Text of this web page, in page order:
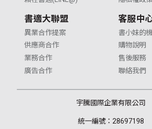
書適大聯盟
異業合作提案
供應商合作
業務合作
廣告合作
客服中
書小妹的
購物說明
售後服務
聯絡我們
宇騰國際企業有限公司
統一編號：28697198